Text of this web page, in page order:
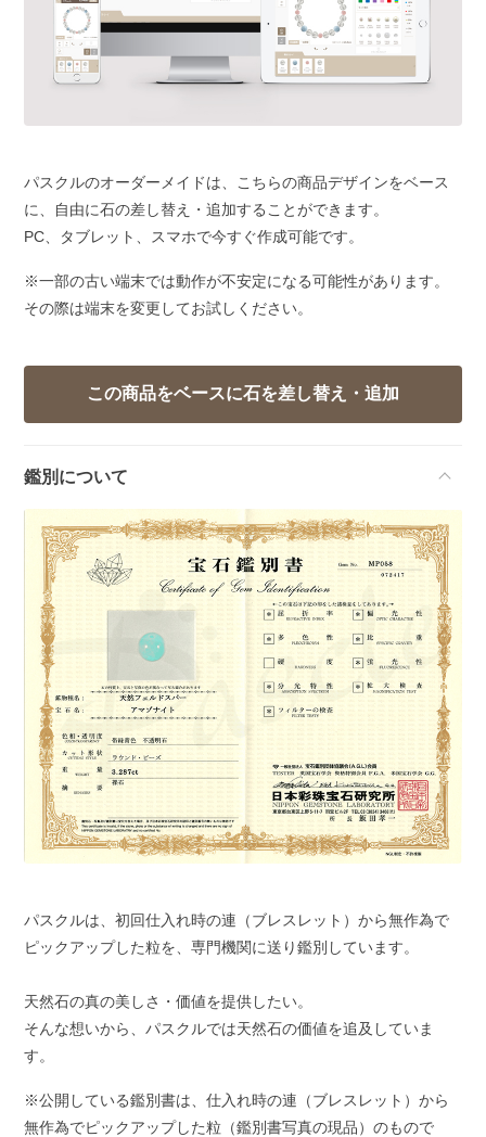
パスクルのオーダーメイドは、こちらの商品デザインをベース
に、自由に石の差し替え・追加することができます。
PC、タブレット、スマホで今すぐ作成可能です。
※一部の古い端末では動作が不安定になる可能性があります。
その際は端末を変更してお試しください。
鑑別について
パスクルは、初回仕入れ時の連（ブレスレット）から無作為で
ピックアップした粒を、専門機関に送り鑑別しています。
天然石の真の美しさ・価値を提供したい。
そんな想いから、パスクルでは天然石の価値を追及していま
す。
※公開している鑑別書は、仕入れ時の連（ブレスレット）から
無作為でピックアップした粒（鑑別書写真の現品）のもので